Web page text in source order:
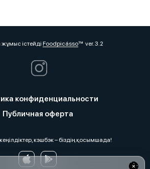
істейді Foodpicássover. 3.2
конфиденциальности
Публичная оферта
кэшбэк – біздің қосымшада!